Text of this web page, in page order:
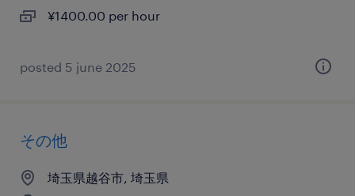
¥1400.00 per hour
posted 5 june 2025
その他
埼玉県越谷市, 埼玉県